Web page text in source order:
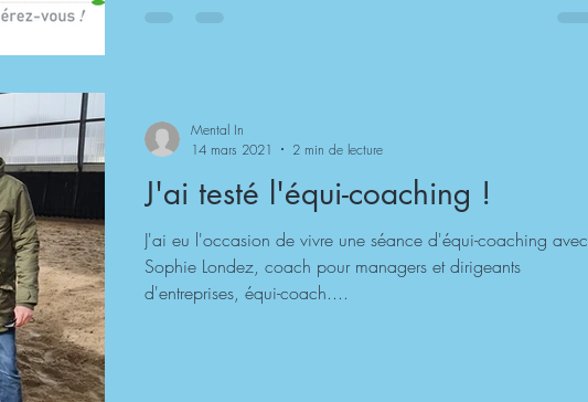
J'ai testé l'équi-coaching !
J'ai eu l'occasion de vivre une séance d'équi-coaching avec
Sophie Londez, coach pour managers et dirigeants
d'entreprises, équi-coach....
Mental In
14 mars 2021
2 min de lecture